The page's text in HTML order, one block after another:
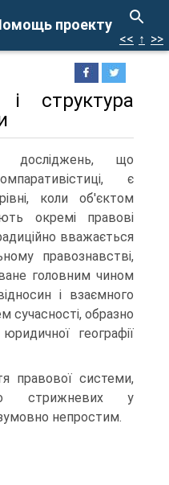
проекту
<< ↑ >>
структура
що
є
коли об'єктом
окремі правові
вважається
правознавстві,
головним чином
і взаємного
сучасності, образно
географії
правової системи,
стрижневих у
непростим.